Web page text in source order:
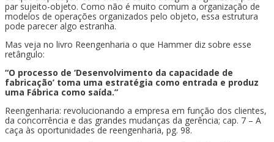
par sujeito-objeto. Como não é muito comum a organização de
modelos de operações organizados pelo objeto, essa estrutura
pode parecer algo estranha.
Mas veja no livro Reengenharia o que Hammer diz sobre esse
retângulo:
“O processo de ‘Desenvolvimento da capacidade de
fabricação’ toma uma estratégia como entrada e produz
uma Fábrica como saída.”
Reengenharia: revolucionando a empresa em função dos clientes,
da concorrência e das grandes mudanças da gerência; cap. 7 – A
caça às oportunidades de reengenharia, pg. 98.